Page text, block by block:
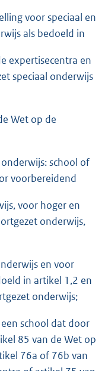
voor speciaal en
als bedoeld in
expertisecentra en
speciaal onderwijs
Wet op de
school of
voorbereidend
voor hoger en
onderwijs,
en voor
in artikel 1,2 en
onderwijs;
school dat door
85 van de Wet op
76a of 76b van